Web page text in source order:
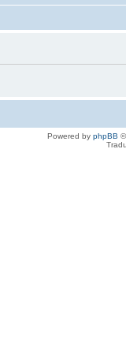
Powered by phpBB